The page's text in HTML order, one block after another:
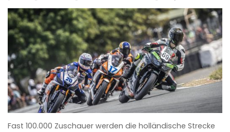
ANKE WIECZOREK
Fast 100.000 Zuschauer werden die holländische Strecke